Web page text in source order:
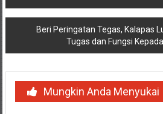
Beri Peringatan Tegas, Kalapas
Tugas dan Fungsi
Mungkin Anda Menyukai